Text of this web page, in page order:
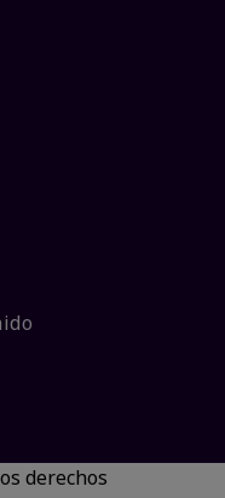
derechos